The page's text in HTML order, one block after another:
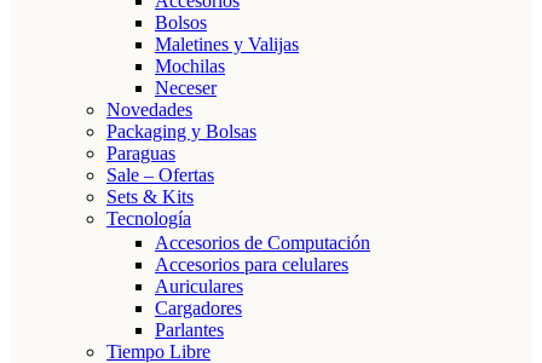
Bolsos
Maletines y Valijas
Mochilas
Neceser
Novedades
Packaging y Bolsas
Paraguas
Sale – Ofertas
Sets & Kits
Tecnología
Accesorios de Computación
Accesorios para celulares
Auriculares
Cargadores
Parlantes
Tiempo Libre